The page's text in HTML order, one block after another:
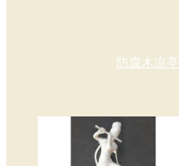
防腐木凉亭